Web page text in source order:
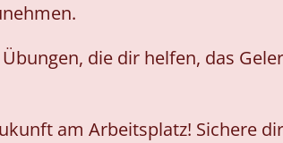
die dir helfen, das
am Arbeitsplatz! Sichere